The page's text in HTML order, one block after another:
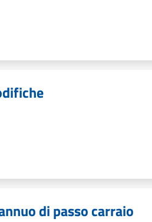
di passo carraio